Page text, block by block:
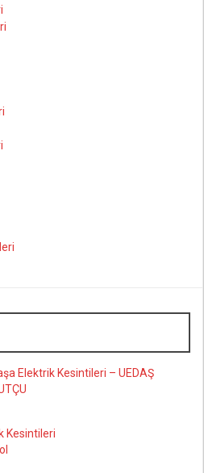
Elektrik Kesintileri – UEDAŞ
Kesintileri